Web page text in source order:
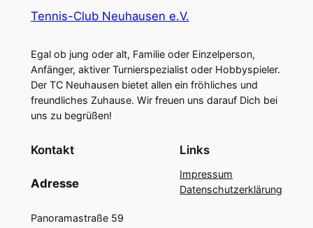
Tennis-Club Neuhausen e.V.
Egal ob jung oder alt, Familie oder Einzelperson,
Anfänger, aktiver Turnierspezialist oder Hobbyspieler.
Der TC Neuhausen bietet allen ein fröhliches und
freundliches Zuhause. Wir freuen uns darauf Dich bei
uns zu begrüßen!
Kontakt
Adresse
Panoramastraße 59
Links
Impressum
Datenschutzerklärung